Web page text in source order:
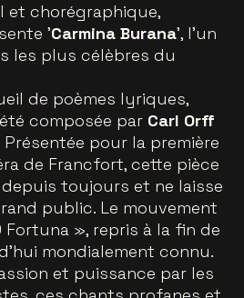
et chorégraphique,
'Carmina Burana', l’un
les plus célèbres du
de poèmes lyriques,
composée par Carl Orff
pour la première
de Francfort, cette pièce
toujours et ne laisse
public. Le mouvement
Fortuna », repris à la fin de
mondialement connu.
et puissance par les